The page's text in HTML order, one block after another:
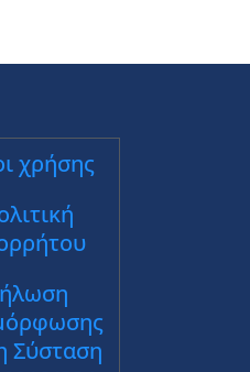
χρήσης
Σύσταση